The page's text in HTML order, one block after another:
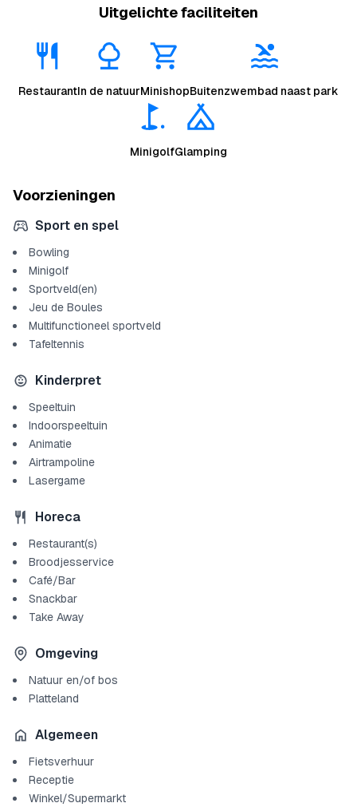
Uitgelichte faciliteiten
RestaurantIn de natuurMinishopBuitenzwembad naast park
MinigolfGlamping
Voorzieningen
Sport en spel
Bowling
Minigolf
Sportveld(en)
Jeu de Boules
Multifunctioneel sportveld
Tafeltennis
Kinderpret
Speeltuin
Indoorspeeltuin
Animatie
Airtrampoline
Lasergame
Horeca
Restaurant(s)
Broodjesservice
Café/Bar
Snackbar
Take Away
Omgeving
Natuur en/of bos
Platteland
Algemeen
Fietsverhuur
Receptie
Winkel/Supermarkt